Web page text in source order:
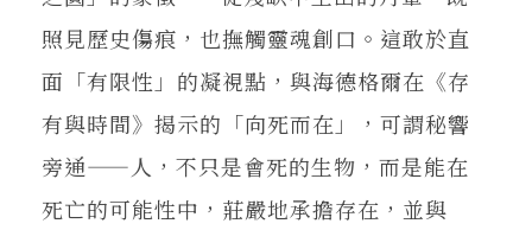
照見歷史傷痕，也撫觸靈魂創口。這敢於直
面「有限性」的凝視點，與海德格爾在《存
有與時間》揭示的「向死而在」，可謂秘響
旁通——人，不只是會死的生物，而是能在
死亡的可能性中，莊嚴地承擔存在，並與